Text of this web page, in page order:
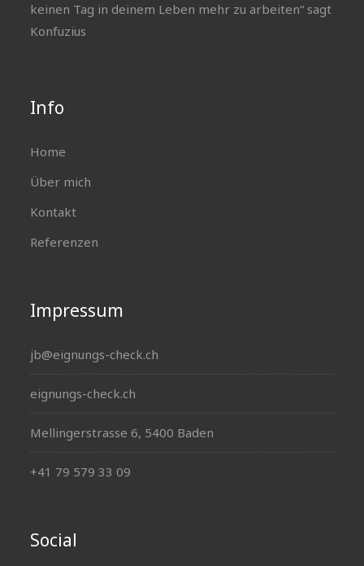
keinen Tag in deinem Leben mehr zu arbeiten“ sagt
Konfuzius
Info
Home
Über mich
Kontakt
Referenzen
Impressum
jb@eignungs-check.ch
eignungs-check.ch
Mellingerstrasse 6, 5400 Baden
+41 79 579 33 09
Social